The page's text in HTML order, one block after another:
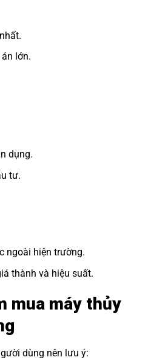
lớn.
dụng.
tư.
ngoài hiện trường.
thành và hiệu suất.
mua máy thủy
dùng nên lưu ý: